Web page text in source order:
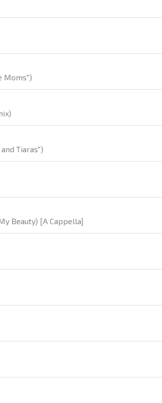
Moms")
Tiaras")
Beauty) [A Cappella]